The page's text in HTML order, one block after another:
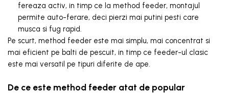
fereaza activ, in timp ce la method feeder, montajul
permite auto-ferare, deci pierzi mai putini pesti care
musca si fug rapid.
Pe scurt, method feeder este mai simplu, mai concentrat si
mai eficient pe balti de pescuit, in timp ce feeder-ul clasic
este mai versatil pe tipuri diferite de ape.
De ce este method feeder atat de popular